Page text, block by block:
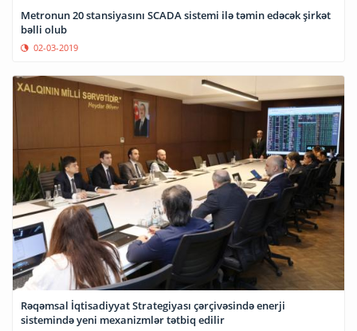
Metronun 20 stansiyasını SCADA sistemi ilə təmin edəcək şirkət
bəlli olub
02-03-2019
Rəqəmsal İqtisadiyyat Strategiyası çərçivəsində enerji
sistemində yeni mexanizmlər tətbiq edilir